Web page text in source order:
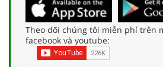
Theo dõi chúng tôi miễn phí trên
facebook và youtube: